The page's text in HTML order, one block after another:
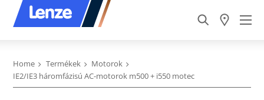
Home Termékek
Motorok
IE2/IE3 háromfázisú AC-motorok m500 + i550 motec